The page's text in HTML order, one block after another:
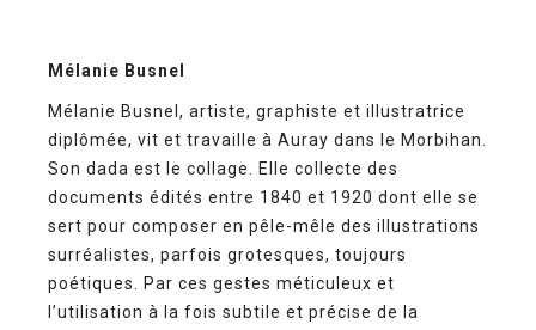
Mélanie Busnel
Mélanie Busnel, artiste, graphiste et illustratrice
diplômée, vit et travaille à Auray dans le Morbihan.
Son dada est le collage. Elle collecte des
documents édités entre 1840 et 1920 dont elle se
sert pour composer en pêle-mêle des illustrations
surréalistes, parfois grotesques, toujours
poétiques. Par ces gestes méticuleux et
l’utilisation à la fois subtile et précise de la